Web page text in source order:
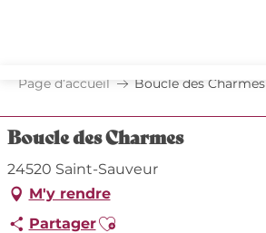
principal
Page d’accueil Boucle des Charmes
Boucle des Charmes
24520 Saint-Sauveur
M'y rendre
PartagerAjouter aux favoris